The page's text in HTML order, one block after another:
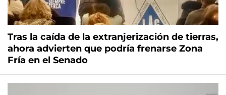
Tras la caída de la extranjerización de tierras,
ahora advierten que podría frenarse Zona
Fría en el Senado